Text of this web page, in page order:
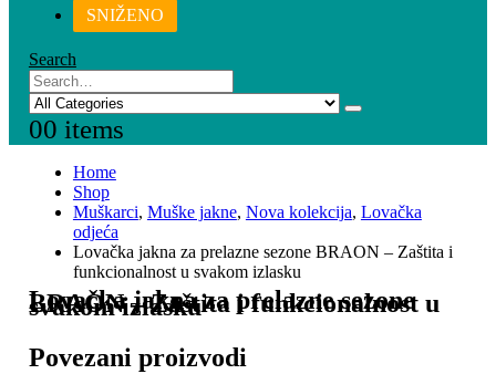
SNIŽENO
Search
00 items
Home
Shop
Muškarci, Muške jakne, Nova kolekcija, Lovačka
odjeća
Lovačka jakna za prelazne sezone BRAON – Zaštita i
funkcionalnost u svakom izlasku
Lovačka jakna za prelazne sezone
BRAON – Zaštita i funkcionalnost u
svakom izlasku
Povezani proizvodi